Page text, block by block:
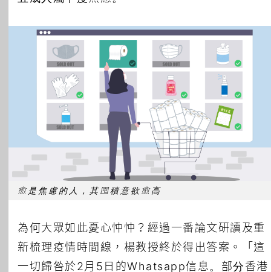
愈是焦慮的人，其囤積意欲愈高
為何大眾如此憂心忡忡？經過一番論文研讀及重
新梳理疫情時間線，楊教授終於得出答案。「這
一切歸咎於2月5日的Whatsapp信息。部分香港